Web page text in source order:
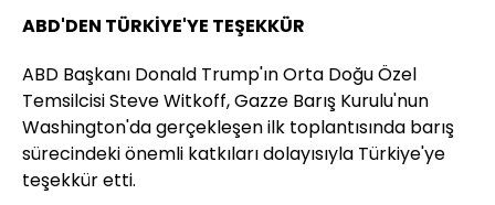
ABD'DEN TÜRKİYE'YE TEŞEKKÜR
ABD Başkanı Donald Trump'ın Orta Doğu Özel
Temsilcisi Steve Witkoff, Gazze Barış Kurulu'nun
Washington'da gerçekleşen ilk toplantısında barış
sürecindeki önemli katkıları dolayısıyla Türkiye'ye
teşekkür etti.